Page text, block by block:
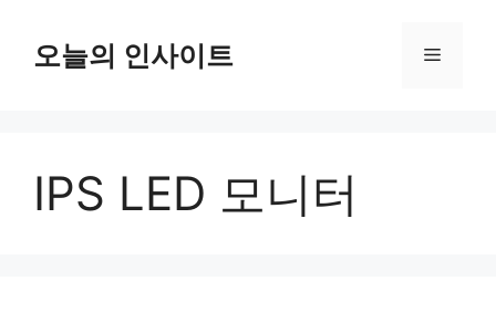
오늘의 인사이트 메
IPS LED 모니터